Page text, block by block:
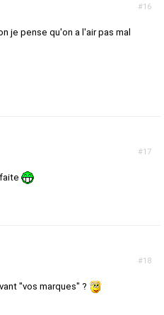
#16
je pense qu'on a l'air pas mal
#17
#18
"vos marques" ?